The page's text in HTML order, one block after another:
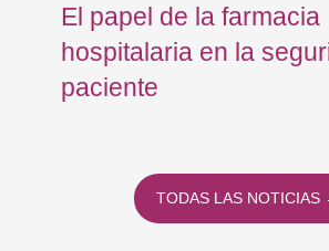
El papel de la farmacia
hospitalaria en la
paciente
TODAS LAS NOTICIAS